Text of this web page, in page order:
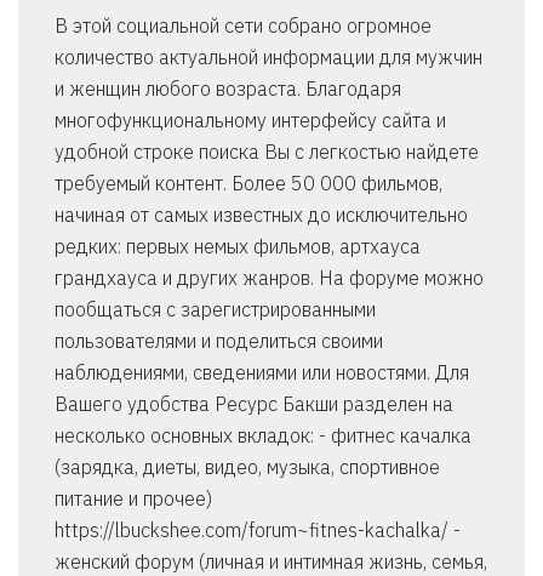
В этой социальной сети собрано огромное
количество актуальной информации для мужчин
и женщин любого возраста. Благодаря
многофункциональному интерфейсу сайта и
удобной строке поиска Вы с легкостью найдете
требуемый контент. Более 50 000 фильмов,
начиная от самых известных до исключительно
редких: первых немых фильмов, артхауса
грандхауса и других жанров. На форуме можно
пообщаться с зарегистрированными
пользователями и поделиться своими
наблюдениями, сведениями или новостями. Для
Вашего удобства Ресурс Бакши разделен на
несколько основных вкладок: - фитнес качалка
(зарядка, диеты, видео, музыка, спортивное
питание и прочее)
https://lbuckshee.com/forum~fitnes-kachalka/ -
женский форум (личная и интимная жизнь, семья,